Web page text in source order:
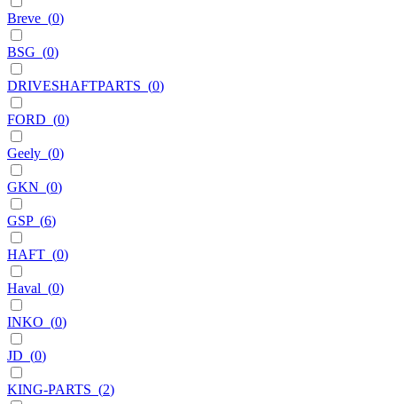
Breve (0)
BSG (0)
DRIVESHAFTPARTS (0)
FORD (0)
Geely (0)
GKN (0)
GSP (6)
HAFT (0)
Haval (0)
INKO (0)
JD (0)
KING-PARTS (2)